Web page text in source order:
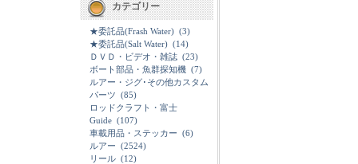
カテゴリー
★委託品(Frash Water) (3)
★委託品(Salt Water) (14)
ＤＶＤ・ビデオ・雑誌 (23)
ボート部品・魚群探知機 (7)
ルアー・ジグ･その他カスタム
パーツ (85)
ロッドクラフト・富士
Guide (107)
車載用品・ステッカー (6)
ルアー (2524)
リール (12)